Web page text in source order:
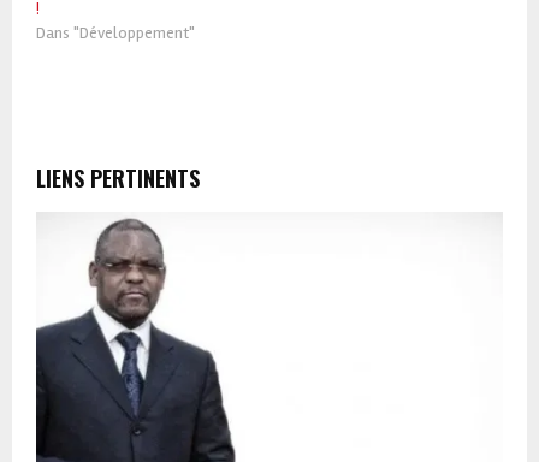
!
Dans "Développement"
LIENS PERTINENTS